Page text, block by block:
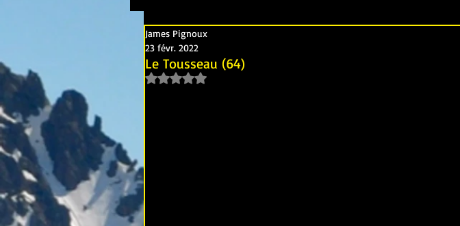
Le Tousseau (64)
James Pignoux
23 févr. 2022
Noté NaN étoiles sur 5.